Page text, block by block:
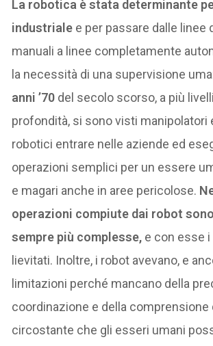
La robotica è stata determinante
industriale e per passare dalle linee
manuali a linee completamente
la necessità di una supervisione
anni ’70 del secolo scorso, a più
profondità, si sono visti manipolatori
robotici entrare nelle aziende ed
operazioni semplici per un essere
e magari anche in aree pericolose.
operazioni compiute dai robot
sempre più complesse, e con esse
lievitati. Inoltre, i robot avevano, e
limitazioni perché mancano della
coordinazione e della comprensione
circostante che gli esseri umani